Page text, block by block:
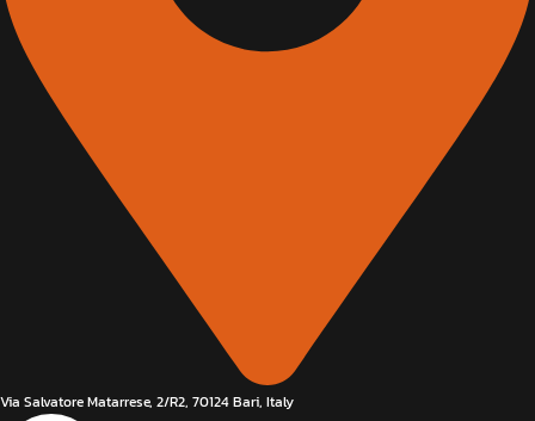
Via Salvatore Matarrese, 2/R2, 70124 Bari, Italy